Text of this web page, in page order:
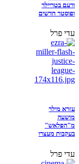
ורעם בטריילר
ופוסטר חדשים
עדי פרל
עזרא מילר
מושעה
מ"הפלאש"
בעקבות מעצרו
עדי פרל